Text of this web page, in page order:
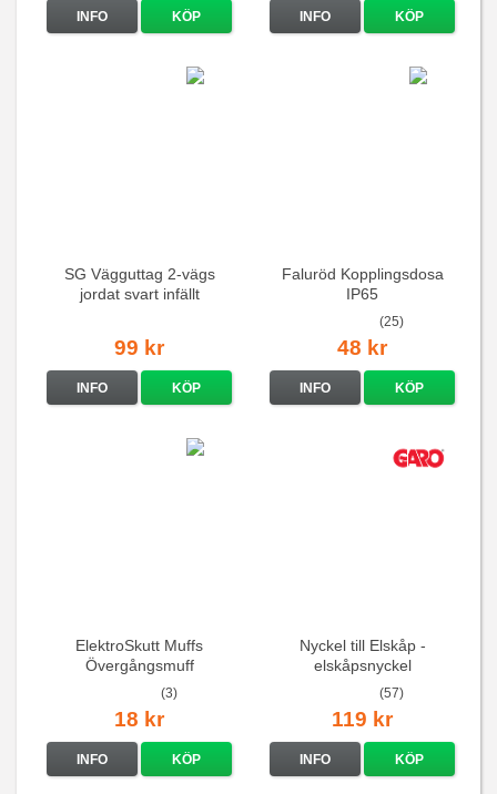
INFO KÖP INFO KÖP
SG Vägguttag 2-vägs
jordat svart infällt
99 kr
INFO KÖP
Faluröd Kopplingsdosa
IP65
(25)
48 kr
INFO KÖP
ElektroSkutt Muffs
Övergångsmuff
(3)
18 kr
INFO KÖP
Nyckel till Elskåp -
elskåpsnyckel
(57)
119 kr
INFO KÖP